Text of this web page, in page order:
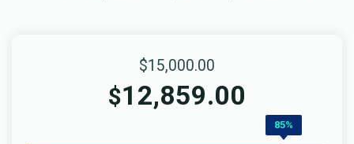
$15,000.00
$12,859.00
85%